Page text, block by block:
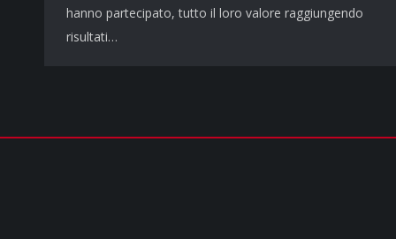
hanno partecipato, tutto il loro valore raggiungendo
risultati…